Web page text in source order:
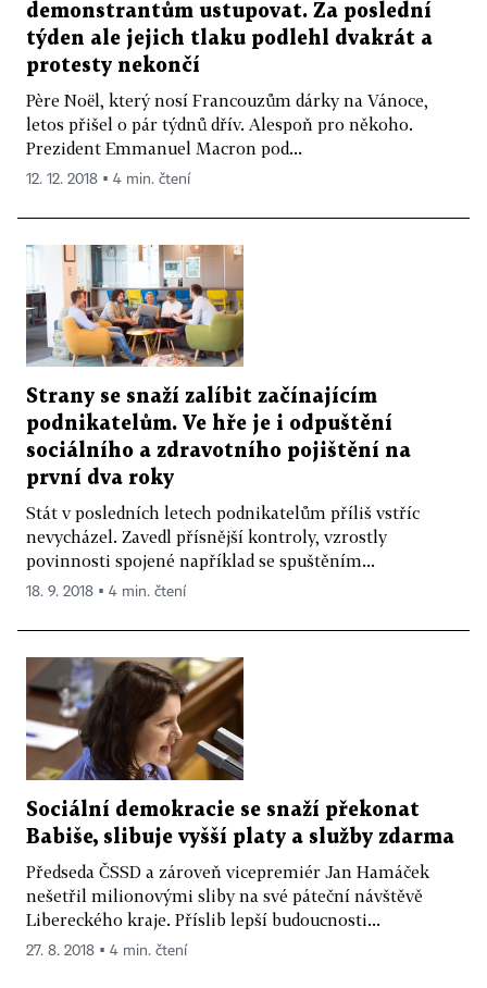
demonstrantům ustupovat. Za poslední
týden ale jejich tlaku podlehl dvakrát a
protesty nekončí
Père Noël, který nosí Francouzům dárky na Vánoce,
letos přišel o pár týdnů dřív. Alespoň pro někoho.
Prezident Emmanuel Macron pod...
12. 12. 2018 ▪ 4 min. čtení
Strany se snaží zalíbit začínajícím
podnikatelům. Ve hře je i odpuštění
sociálního a zdravotního pojištění na
první dva roky
Stát v posledních letech podnikatelům příliš vstříc
nevycházel. Zavedl přísnější kontroly, vzrostly
povinnosti spojené například se spuštěním...
18. 9. 2018 ▪ 4 min. čtení
Sociální demokracie se snaží překonat
Babiše, slibuje vyšší platy a služby zdarma
Předseda ČSSD a zároveň vicepremiér Jan Hamáček
nešetřil milionovými sliby na své páteční návštěvě
Libereckého kraje. Příslib lepší budoucnosti...
27. 8. 2018 ▪ 4 min. čtení